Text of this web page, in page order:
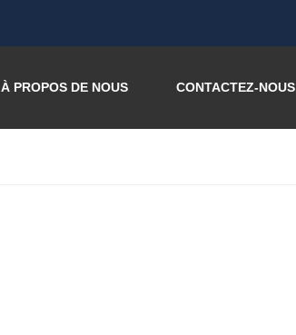
À PROPOS DE NOUS CONTACTEZ-NOUS